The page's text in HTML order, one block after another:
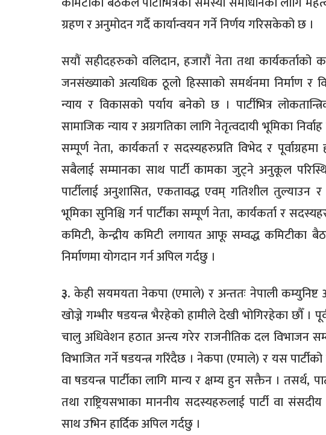
ग्रहण र अनुमोदन गर्दै कार्यान्वयन गर्ने निर्णय गरिसकेको छ ।
सयौं सहीदहरुको वलिदान, हजारौं नेता तथा
जनसंख्याको अत्यधिक ठूलो हिस्साको समर्थनमा निर्माण र
न्याय र विकासको पर्याय बनेको छ । पार्टीभित्र
सामाजिक न्याय र अग्रगतिका लागि नेतृत्वदायी भूमिका
सम्पूर्ण नेता, कार्यकर्ता र सदस्यहरुप्रति विभेद र
सबैलाई सम्मानका साथ पार्टी कामका जुट्ने अनुकूल
पार्टीलाई अनुशासित, एकतावद्ध एवम् गतिशील तुल्याउन र
भूमिका सुनिश्चि गर्न पार्टीका सम्पूर्ण नेता, कार्यकर्ता र
कमिटी, केन्द्रीय कमिटी लगायत आफू सम्वद्ध कमिटीका
निर्माणमा योगदान गर्न अपिल गर्दछु ।
३. केही सयमयता नेकपा (एमाले) र अन्ततः नेपाली कम्युनिष्ट
खोज्ने गम्भीर षडयन्त्र भैरहेको हामीले देखी भोगिरहेका छौँ ।
चालु अधिवेशन हठात अन्त्य गरेर राजनीतिक दल विभाजन
विभाजित गर्ने षडयन्त्र गरिंदैछ । नेकपा (एमाले) र यस
वा षडयन्त्र पार्टीका लागि मान्य र क्षम्य हुन सक्तैन । तसर्थ,
तथा राष्ट्रियसभाका माननीय सदस्यहरुलाई पार्टी वा
साथ उभिन हार्दिक अपिल गर्दछु ।